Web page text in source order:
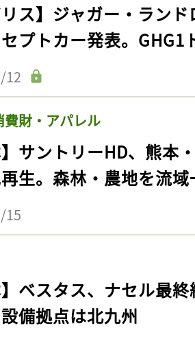
リス】ジャガー・ラン
プトカー発表。GHG1
12
費財・アパレル
】サントリーHD、熊本
生。森林・農地を流
15
】ベスタス、ナセル最
備拠点は北九州
をお気に入りに
ログインが必
ログイン